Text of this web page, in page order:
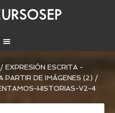
/ EXPRESIÓN ESCRITA -
PARTIR DE IMÁGENES (2) /
HISTORIAS-V2-4